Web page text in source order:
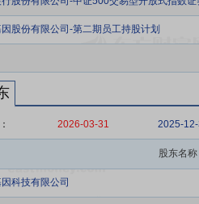
股份有限公司-第二期员工持股计划
2026-03-31 2025-
股东名称
科技有限公司